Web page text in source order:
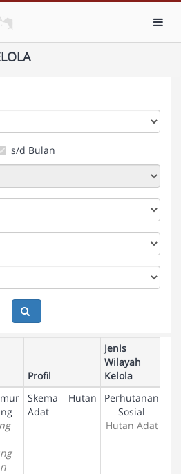
s/d Bulan
Profil
Jenis
Wilayah
Kelola
Skema Hutan
Adat
Perhutanan
Sosial
Hutan Adat